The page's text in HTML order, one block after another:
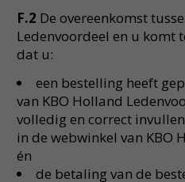
F.2 De overeenkomst
Ledenvoordeel en u komt
dat u:
een bestelling heeft
van KBO Holland
volledig en correct
in de webwinkel van KBO
én
de betaling van de